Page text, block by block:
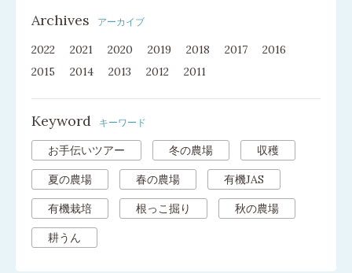
Archives アーカイブ
2022 2021 2020 2019 2018 2017
2016
2015
2014 2013 2012 2011
Keyword キーワード
お手伝いツアー 冬の農場 収穫
夏の農場 春の農場 有機JAS
有機栽培 根っこ掘り 秋の農場
耕うん